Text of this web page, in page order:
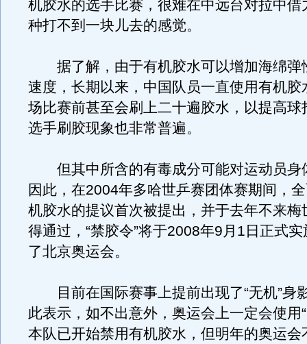
机胶水的选手比赛，很难在中远台对拉中借
种打不到一块儿去的感觉。
据了解，由于有机胶水可以增加海绵弹
速度，长期以来，中国队员一直使用有机胶
场比赛前甚至会刷上二十遍胶水，以提高球
选手刷胶现象也非常普遍。
但其中所含的有毒成分可能对运动员身
因此，在2004年多哈世乒赛团体赛期间，
机胶水的提议首次被提出，并于去年不来梅
得通过，“禁胶令”将于2008年9月1日正式
了北京奥运会。
目前在国际赛事上提前出现了“无机”身
此表示，如不出意外，奥运会上一定会使用
本队已开始禁用有机胶水，但明年的奥运会